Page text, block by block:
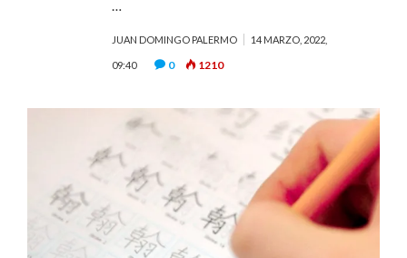
…
JUAN DOMINGO PALERMO 14 MARZO, 2022,
09:40 0 1210